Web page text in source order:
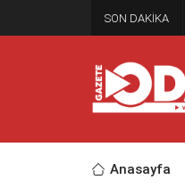
SON DAKİKA
Anasayfa